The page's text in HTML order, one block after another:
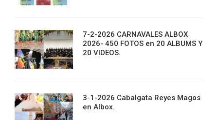
7-2-2026 CARNAVALES ALBOX
2026- 450 FOTOS en 20 ALBUMS Y
20 VIDEOS.
3-1-2026 Cabalgata Reyes Magos
en Albox.